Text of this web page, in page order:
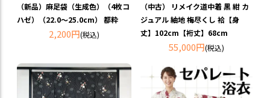
（新品）麻足袋（生成色）（4枚コ
ハゼ）（22.0～25.0cm） 都粋
2,200円(税込)
（中古） リメイク道中着 黒 紺 カ
ジュアル 紬地 梅尽くし 袷【身
丈】102cm【裄丈】68cm
55,000円(税込)